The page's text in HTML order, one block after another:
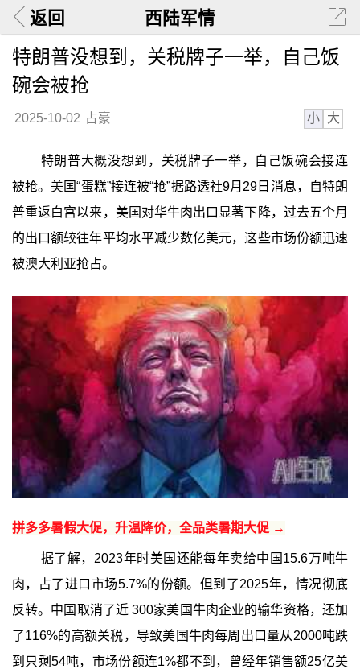
返回 西陆军情
特朗普没想到，关税牌子一举，自己饭
碗会被抢
2025-10-02 占豪 小 大
特朗普大概没想到，关税牌子一举，自己饭碗会接连
被抢。美国“蛋糕”接连被“抢”据路透社9月29日消息，自特朗
普重返白宫以来，美国对华牛肉出口显著下降，过去五个月
的出口额较往年平均水平减少数亿美元，这些市场份额迅速
被澳大利亚抢占。
拼多多暑假大促，升温降价，全品类暑期大促 →
据了解，2023年时美国还能每年卖给中国15.6万吨牛
肉，占了进口市场5.7%的份额。但到了2025年，情况彻底
反转。中国取消了近 300家美国牛肉企业的输华资格，还加
了116%的高额关税，导致美国牛肉每周出口量从2000吨跌
到只剩54吨，市场份额连1%都不到，曾经年销售额25亿美